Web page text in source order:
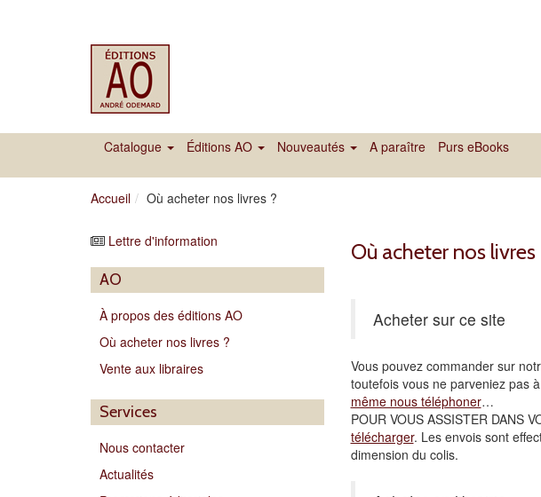
Catalogue Éditions AO Nouveautés A paraître Purs eBooks
Accueil Où acheter nos livres ?
Lettre d'information
AO
À propos des éditions AO
Où acheter nos livres ?
Vente aux libraires
Services
Nous contacter
Actualités
Où acheter nos livres
Acheter sur ce site
Vous pouvez commander sur
toutefois vous ne parveniez pas
même nous téléphoner…
POUR VOUS ASSISTER DANS
télécharger. Les envois sont
dimension du colis.